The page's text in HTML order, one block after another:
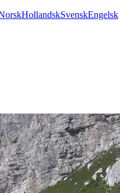
HollandskSvenskEngelsk